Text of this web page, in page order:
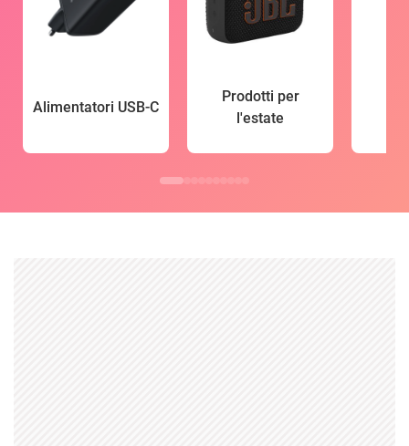
Alimentatori USB-C
Prodotti per
l'estate